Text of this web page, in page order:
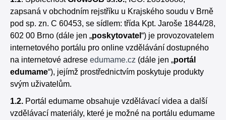
zapsaná v obchodním rejstříku u Krajského soudu v Brně
pod sp. zn. C 60453, se sídlem: třída Kpt. Jaroše 1844/28,
602 00 Brno (dále jen „poskytovatel “) je provozovatelem
internetového portálu pro online vzdělávání dostupného
na internetové adrese edumame.cz (dále jen „portál
edumame“), jejímž prostřednictvím poskytuje produkty
svým uživatelům.
1.2. Portál edumame obsahuje vzdělávací videa a další
vzdělávací materiály, které je možné na portálu edumame